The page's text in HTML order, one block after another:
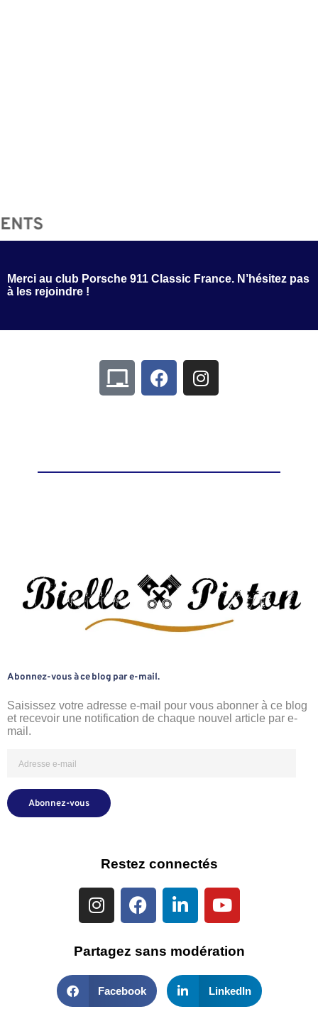
Merci au club Porsche 911 Classic France. N’hésitez pas
à les rejoindre !
Abonnez-vous à ce blog par e-mail.
Saisissez votre adresse e-mail pour vous abonner à ce blog
et recevoir une notification de chaque nouvel article par e-
mail.
Abonnez-vous
Restez connectés
Partagez sans modération
Facebook LinkedIn